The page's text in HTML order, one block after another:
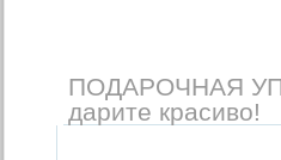
ПОДАРОЧНАЯ
дарите красиво!